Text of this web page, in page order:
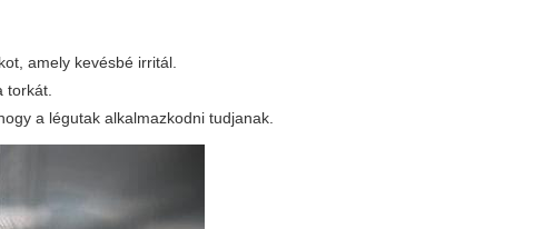
amely kevésbé irritál.
torkát.
a légutak alkalmazkodni tudjanak.